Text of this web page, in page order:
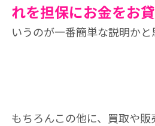
れを担保にお金をお
いうのが一番簡単な説明かと
もちろんこの他に、買取や販